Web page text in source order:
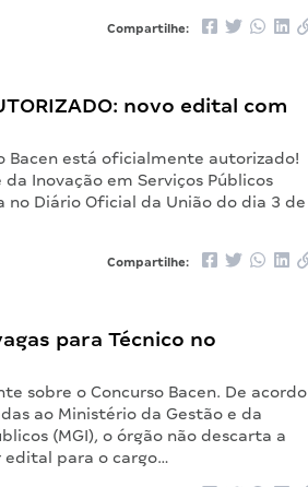
Compartilhe:
novo edital com
Bacen está oficialmente autorizado!
Inovação em Serviços Públicos
no Diário Oficial da União do dia 3 de
Compartilhe:
para Técnico no
sobre o Concurso Bacen. De acordo
ao Ministério da Gestão e da
(MGI), o órgão não descarta a
edital para o cargo…